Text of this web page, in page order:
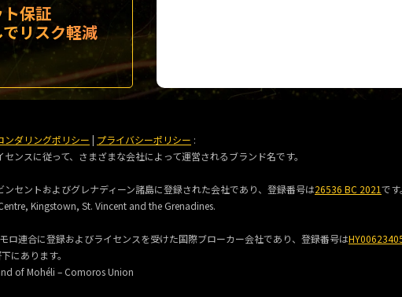
保証
リスク軽減
ンダリングポリシー | プライバシーポリシー :
ンスに従って、さまざまな会社によって運営されるブランド名です。
セントおよびグレナディーン諸島に登録された会社であり、登録番号は26536 BC 2021です。
Kingstown, St. Vincent and the Grenadines.
ロ連合に登録およびライセンスを受けた国際ブローカー会社であり、登録番号は
にあります。
of Mohéli – Comoros Union